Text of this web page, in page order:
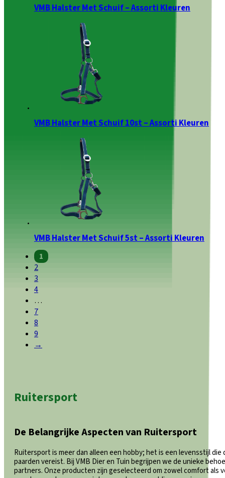
VMB Halster Met Schuif – Assorti Kleuren
VMB Halster Met Schuif 10st – Assorti Kleuren
VMB Halster Met Schuif 5st – Assorti Kleuren
1
2
3
4
…
7
8
9
→
Ruitersport
De Belangrijke Aspecten van Ruitersport
Ruitersport is meer dan alleen een hobby; het is een levensstijl
paarden vereist. Bij VMB Dier en Tuin begrijpen we de unieke
partners. Onze producten zijn geselecteerd om zowel comfort als